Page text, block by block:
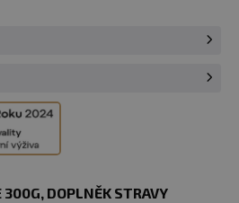
DOPLNĚK STRAVY